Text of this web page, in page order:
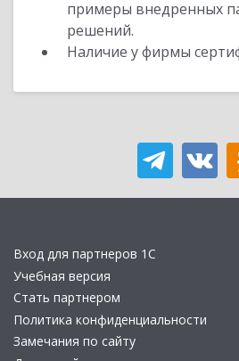
примеры внедренных
решений.
Наличие у фирмы
Вход для партнеров 1С
Учебная версия
Стать партнером
Политика конфиденциальности
Замечания по сайту